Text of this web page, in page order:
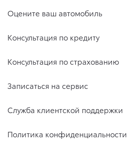
Оцените ваш автомобиль
Консультация по кредиту
Консультация по страхованию
Записаться на сервис
Служба клиентской поддержки
Политика конфиденциальности